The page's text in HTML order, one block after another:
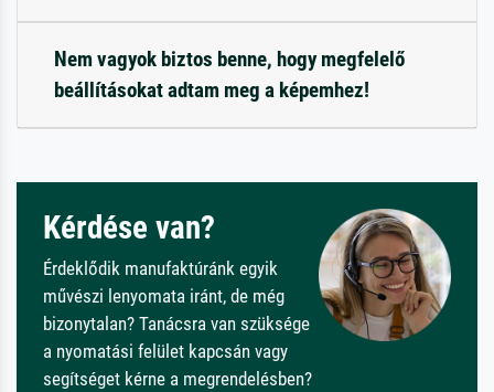
Nem vagyok biztos benne, hogy megfelelő
beállításokat adtam meg a képemhez!
Kérdése van?
Érdeklődik manufaktúránk egyik
művészi lenyomata iránt, de még
bizonytalan? Tanácsra van szüksége
a nyomatási felület kapcsán vagy
segítséget kérne a megrendelésben?